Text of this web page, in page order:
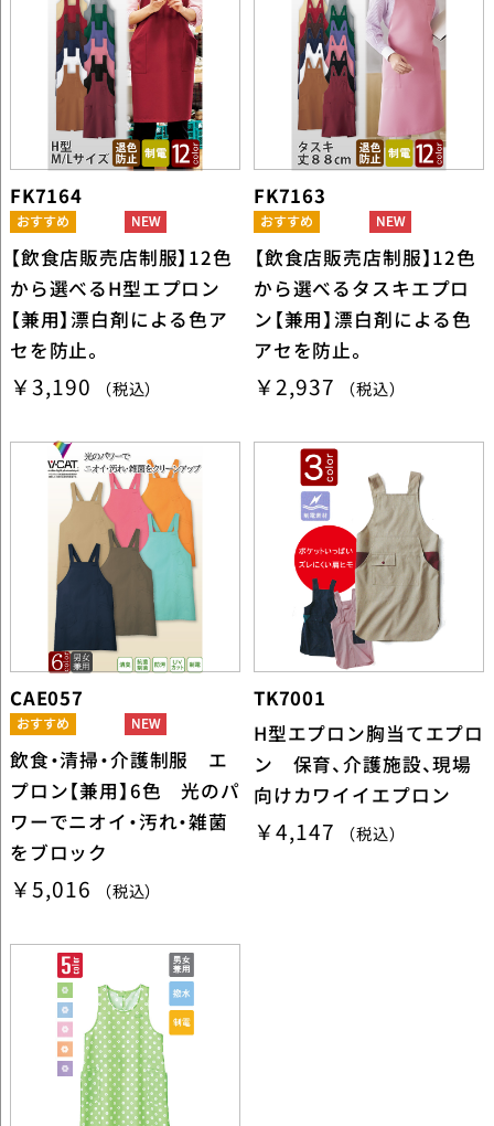
FK7164
【飲食店販売店制服】12色
から選べるH型エプロン
【兼用】漂白剤による色ア
セを防止。
￥3,190 （税込）
FK7163
【飲食店販売店制服】12色
から選べるタスキエプロ
ン【兼用】漂白剤による色
アセを防止。
￥2,937 （税込）
CAE057
飲食・清掃・介護制服 エ
プロン【兼用】6色 光のパ
ワーでニオイ・汚れ・雑菌
をブロック
￥5,016 （税込）
TK7001
H型エプロン胸当てエプロ
ン 保育、介護施設、現場
向けカワイイエプロン
￥4,147 （税込）